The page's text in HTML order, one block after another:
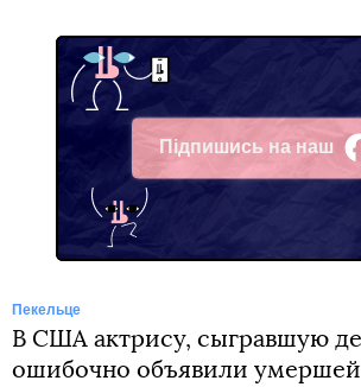
Підпишись на наш
Facebook
Пекельце
В США актрису, сыгравшую
ошибочно объявили